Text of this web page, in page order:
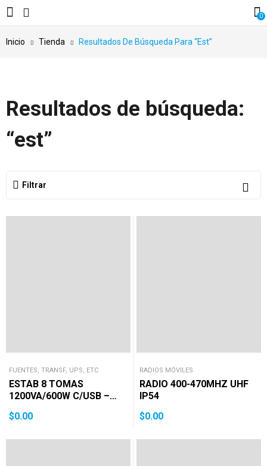
0
Inicio Tienda Resultados De Búsqueda Para “est”
Resultados de búsqueda:
“est”
Filtrar
FUENTES, TRANSF, UPS, ETC
ESTAB 8 TOMAS
1200VA/600W C/USB –
$0.00
RADIOS MÓVILES
RADIO 400-470MHZ UHF
IP54
$0.00